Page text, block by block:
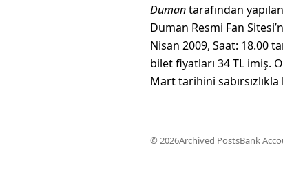
Dumantarafından
Duman Resmi Fan
Nisan 2009, Saat: 18.00
bilet fiyatları 34 TL imiş.
Mart tarihini
© 2026Archived PostsBank